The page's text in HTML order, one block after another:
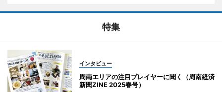
特集
インタビュー
周南エリアの注目プレイヤーに聞く（周南経済
新聞ZINE 2025春号）